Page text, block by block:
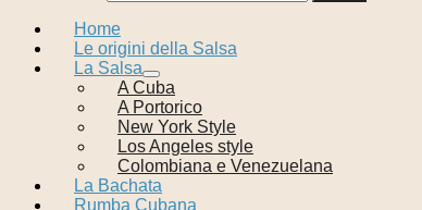
Home
Le origini della Salsa
La Salsa
A Cuba
A Portorico
New York Style
Los Angeles style
Colombiana e Venezuelana
La Bachata
Rumba Cubana